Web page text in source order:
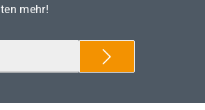
mehr!